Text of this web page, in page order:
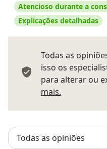
Atencioso durante a
Explicações detalhadas
Todas as
isso os
para alterar ou
mais.